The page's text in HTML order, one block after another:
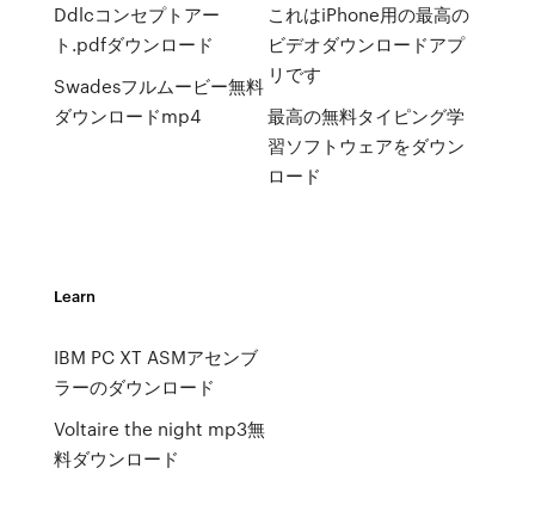
Ddlcコンセプトアー
ト.pdfダウンロード
Swadesフルムービー無料
ダウンロードmp4
これはiPhone用の最高の
ビデオダウンロードアプ
リです
最高の無料タイピング学
習ソフトウェアをダウン
ロード
Learn
IBM PC XT ASMアセンブ
ラーのダウンロード
Voltaire the night mp3無
料ダウンロード